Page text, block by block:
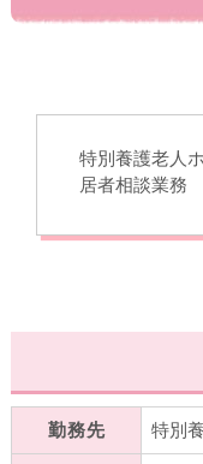
特別養護老人
居者相談業務
勤務先 特別